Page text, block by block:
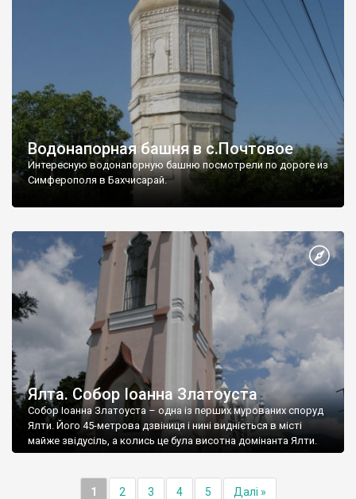
Водонапорная башня в с.Почтовое
Интересную водонапорную башню посмотрели по дороге из
Симферополя в Бахчисарай.
Ялта. Собор Іоанна Златоуста
Собор Іоанна Златоуста – одна із перших мурованих споруд
Ялти. Його 45-метрова дзвіниця і нині видніється в місті
майже звідусіль, а колись це була висотна домінанта Ялти.
1 2 3 4 5 Далі »